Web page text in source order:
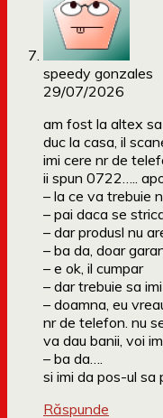
speedy gonzales
29/07/2026
am fost la altex sa
duc la casa, il
imi cere nr de
ii spun 0722…..
– la ce va trebuie
– pai daca se
– dar produsl nu
– ba da, doar
– e ok, il cumpar
– dar trebuie sa
– doamna, eu
nr de telefon. nu
va dau banii, voi
– ba da….
si imi da pos-ul sa
Răspunde